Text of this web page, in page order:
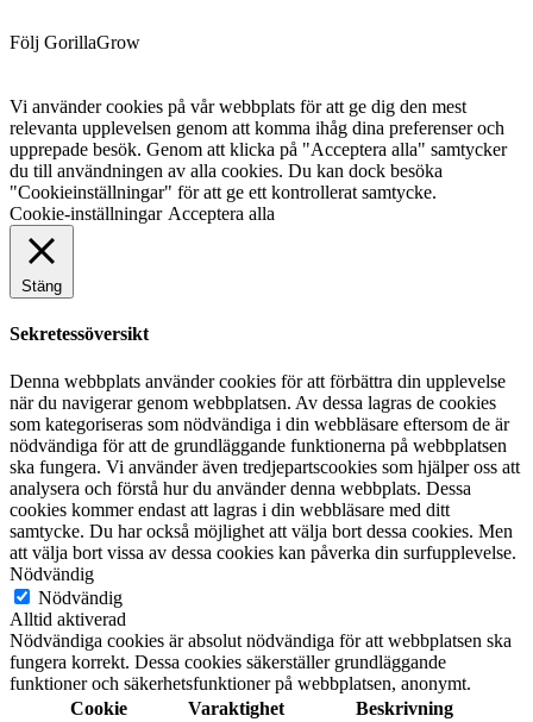
Följ GorillaGrow
Vi använder cookies på vår webbplats för att ge dig den mest
relevanta upplevelsen genom att komma ihåg dina preferenser och
upprepade besök. Genom att klicka på "Acceptera alla" samtycker
du till användningen av alla cookies. Du kan dock besöka
"Cookieinställningar" för att ge ett kontrollerat samtycke.
Cookie-inställningar Acceptera alla
Stäng
Sekretessöversikt
Denna webbplats använder cookies för att förbättra din upplevelse
när du navigerar genom webbplatsen. Av dessa lagras de cookies
som kategoriseras som nödvändiga i din webbläsare eftersom de är
nödvändiga för att de grundläggande funktionerna på webbplatsen
ska fungera. Vi använder även tredjepartscookies som hjälper oss att
analysera och förstå hur du använder denna webbplats. Dessa
cookies kommer endast att lagras i din webbläsare med ditt
samtycke. Du har också möjlighet att välja bort dessa cookies. Men
att välja bort vissa av dessa cookies kan påverka din surfupplevelse.
Nödvändig
Nödvändig
Alltid aktiverad
Nödvändiga cookies är absolut nödvändiga för att webbplatsen ska
fungera korrekt. Dessa cookies säkerställer grundläggande
funktioner och säkerhetsfunktioner på webbplatsen, anonymt.
Cookie
Varaktighet Beskrivning